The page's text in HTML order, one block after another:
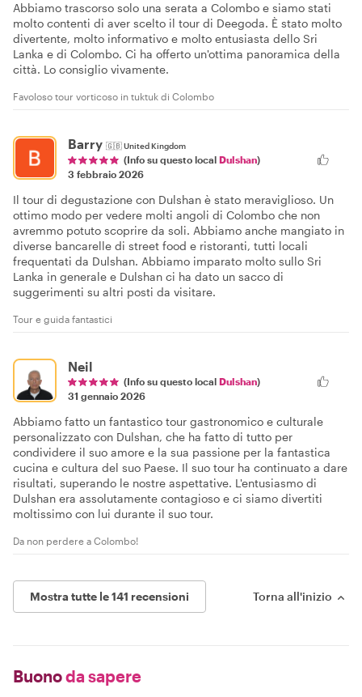
Abbiamo trascorso solo una serata a Colombo e siamo stati
molto contenti di aver scelto il tour di Deegoda. È stato molto
divertente, molto informativo e molto entusiasta dello Sri
Lanka e di Colombo. Ci ha offerto un'ottima panoramica della
città. Lo consiglio vivamente.
Favoloso tour vorticoso in tuktuk di Colombo
Barry 🇬🇧United Kingdom
(Info su questo local Dulshan)
3 febbraio 2026
Il tour di degustazione con Dulshan è stato meraviglioso. Un
ottimo modo per vedere molti angoli di Colombo che non
avremmo potuto scoprire da soli. Abbiamo anche mangiato in
diverse bancarelle di street food e ristoranti, tutti locali
frequentati da Dulshan. Abbiamo imparato molto sullo Sri
Lanka in generale e Dulshan ci ha dato un sacco di
suggerimenti su altri posti da visitare.
Tour e guida fantastici
Neil
(Info su questo local Dulshan)
31 gennaio 2026
Abbiamo fatto un fantastico tour gastronomico e culturale
personalizzato con Dulshan, che ha fatto di tutto per
condividere il suo amore e la sua passione per la fantastica
cucina e cultura del suo Paese. Il suo tour ha continuato a dare
risultati, superando le nostre aspettative. L'entusiasmo di
Dulshan era assolutamente contagioso e ci siamo divertiti
moltissimo con lui durante il suo tour.
Da non perdere a Colombo!
Mostra tutte le 141 recensioni Torna all'inizio
Buonoda sapere